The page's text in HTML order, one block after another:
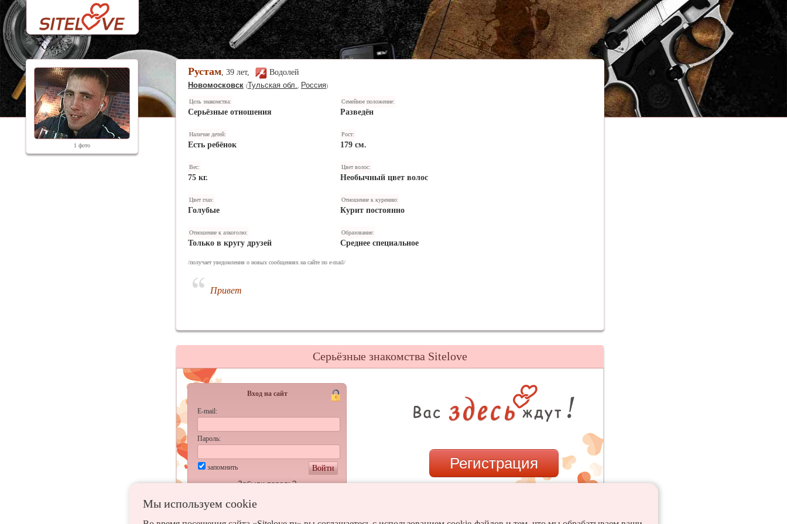
1 фото
Рустам, 39 лет,
Водолей
Новомосковск (Тульская обл. Россия)
Цель знакомства:
Серьёзные отношения
Семейное положение:
Разведён
Наличие детей:
Есть ребёнок
Рост:
179 см.
Вес:
75 кг.
Цвет волос:
Необычный цвет волос
Цвет глаз:
Голубые
Отношение к курению:
Курит постоянно
Отношение к алкоголю:
Только в кругу друзей
Образование:
Среднее специальное
/получает уведомления о новых сообщениях на сайте по e-mail/
Привет
Мы используем сookie
Серьёзные знакомства Sitelove
Вход на сайт
E-mail:
Пароль:
запомнить
Войти
Забыли пароль?
Регистрация